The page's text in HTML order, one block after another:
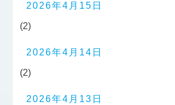
2026年4月15日
(2)
2026年4月14日
(2)
2026年4月13日